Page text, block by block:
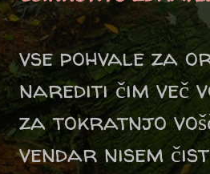
vse pohvale za
narediti čim več
za tokratnjo
vendar nisem